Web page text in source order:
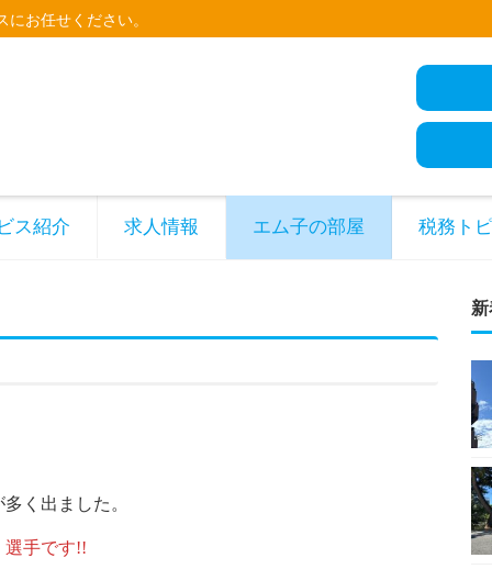
お任せください。
ス紹介 求人情報 エム子の部屋 税務ト
く出ました。
選手です!!